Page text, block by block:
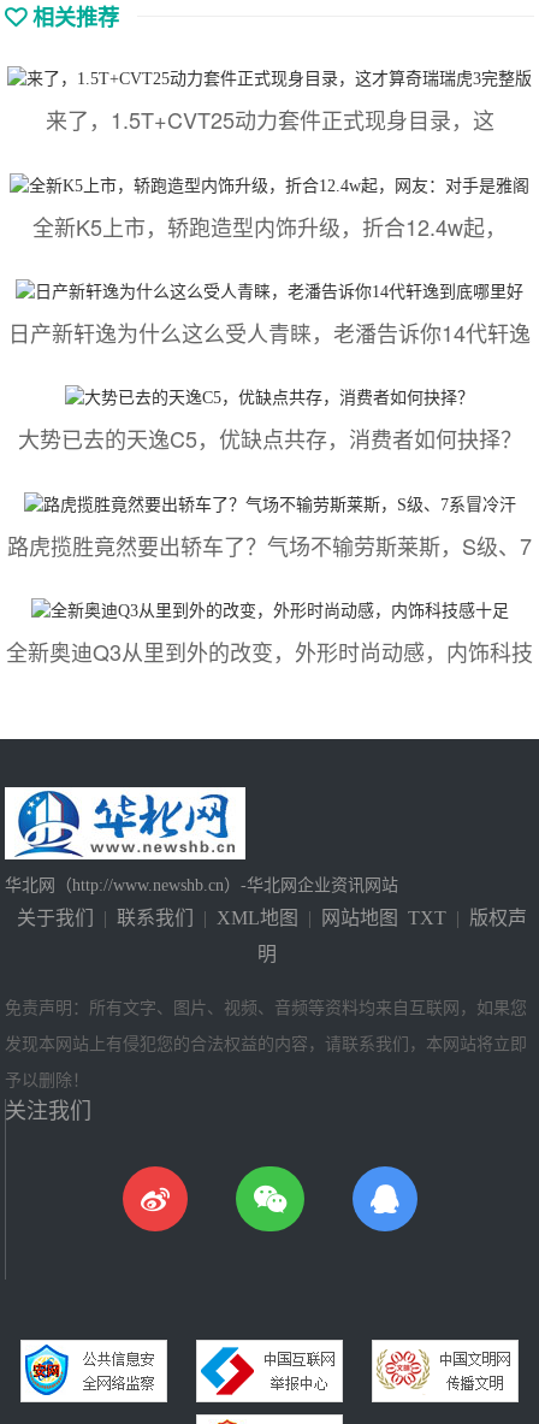
相关推荐
来了，1.5T+CVT25动力套件正式现身目录，这
全新K5上市，轿跑造型内饰升级，折合12.4w起，
日产新轩逸为什么这么受人青睐，老潘告诉你14代轩逸
大势已去的天逸C5，优缺点共存，消费者如何抉择？
路虎揽胜竟然要出轿车了？气场不输劳斯莱斯，S级、7
全新奥迪Q3从里到外的改变，外形时尚动感，内饰科技
华北网（http://www.newshb.cn）-华北网企业资讯网站
关于我们 | 联系我们 | XML地图 | 网站地图 TXT | 版权声
明
免责声明：所有文字、图片、视频、音频等资料均来自互联网，如果您
发现本网站上有侵犯您的合法权益的内容，请联系我们，本网站将立即
予以删除！
关注我们